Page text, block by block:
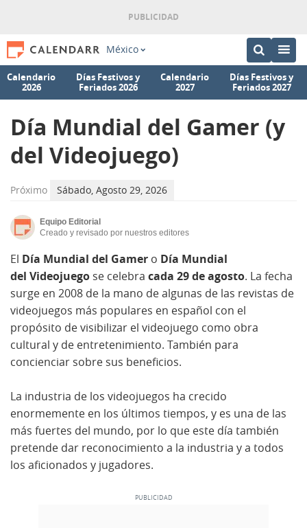
México
Calendario
2026
Días Festivos y
Feriados 2026
Calendario
2027
Días Festivos y
Feriados 2027
Día Mundial del Gamer (y
del Videojuego)
Próximo Sábado, Agosto 29, 2026
Equipo Editorial
Creado y revisado por nuestros editores
El Día Mundial del Gamer o Día Mundial
del Videojuego se celebra cada 29 de agosto. La fecha
surge en 2008 de la mano de algunas de las revistas de
videojuegos más populares en español con el
propósito de visibilizar el videojuego como obra
cultural y de entretenimiento. También para
concienciar sobre sus beneficios.
La industria de los videojuegos ha crecido
enormemente en los últimos tiempos, y es una de las
más fuertes del mundo, por lo que este día también
pretende dar reconocimiento a la industria y a todos
los aficionados y jugadores.